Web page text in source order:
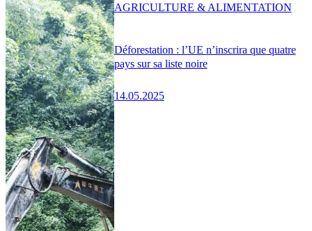
Déforestation : l’UE n’inscrira que quatre
pays sur sa liste noire
14.05.2025
AGRICULTURE & ALIMENTATION